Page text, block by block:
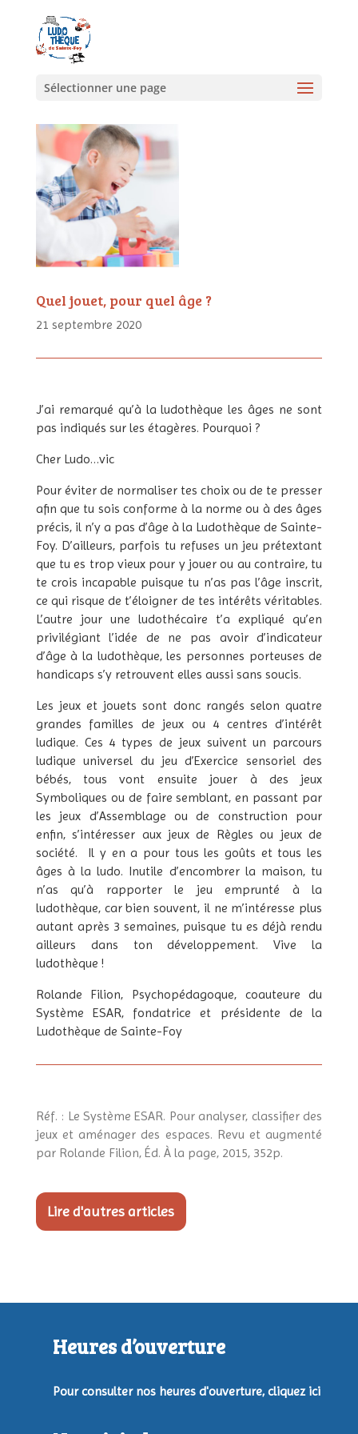
Sélectionner une page
Quel jouet, pour quel âge ?
21 septembre 2020
J’ai remarqué qu’à la ludothèque les âges ne sont
pas indiqués sur les étagères. Pourquoi ?
Cher Ludo…vic
Pour éviter de normaliser tes choix ou de te presser
afin que tu sois conforme à la norme ou à des âges
précis, il n’y a pas d’âge à la Ludothèque de Sainte-
Foy. D’ailleurs, parfois tu refuses un jeu prétextant
que tu es trop vieux pour y jouer ou au contraire, tu
te crois incapable puisque tu n’as pas l’âge inscrit,
ce qui risque de t’éloigner de tes intérêts véritables.
L’autre jour une ludothécaire t’a expliqué qu’en
privilégiant l’idée de ne pas avoir d’indicateur
d’âge à la ludothèque, les personnes porteuses de
handicaps s’y retrouvent elles aussi sans soucis.
Les jeux et jouets sont donc rangés selon quatre
grandes familles de jeux ou 4 centres d’intérêt
ludique. Ces 4 types de jeux suivent un parcours
ludique universel du jeu d’Exercice sensoriel des
bébés, tous vont ensuite jouer à des jeux
Symboliques ou de faire semblant, en passant par
les jeux d’Assemblage ou de construction pour
enfin, s’intéresser aux jeux de Règles ou jeux de
société. Il y en a pour tous les goûts et tous les
âges à la ludo. Inutile d’encombrer la maison, tu
n’as qu’à rapporter le jeu emprunté à la
ludothèque, car bien souvent, il ne m’intéresse plus
autant après 3 semaines, puisque tu es déjà rendu
ailleurs dans ton développement. Vive la
ludothèque !
Rolande Filion, Psychopédagoque, coauteure du
Système ESAR, fondatrice et présidente de la
Ludothèque de Sainte-Foy
Réf. : Le Système ESAR. Pour analyser, classifier des
jeux et aménager des espaces. Revu et augmenté
par Rolande Filion, Éd. À la page, 2015, 352p.
Lire d'autres articles
Heures d’ouverture
Pour consulter nos heures d'ouverture,cliquez ici